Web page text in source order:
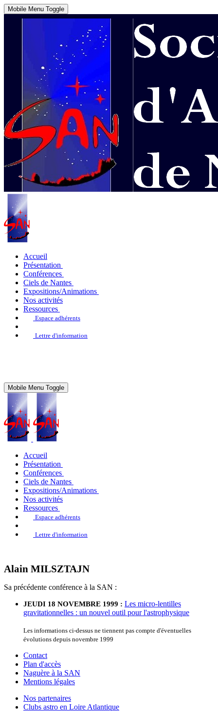
Mobile Menu Toggle
Accueil
Présentation
Conférences
Ciels de Nantes
Expositions/Animations
Nos activités
Ressources
Espace adhérents
Lettre d'information
Mobile Menu Toggle
Accueil
Présentation
Conférences
Ciels de Nantes
Expositions/Animations
Nos activités
Ressources
Espace adhérents
Lettre d'information
Alain MILSZTAJN
Sa précédente conférence à la SAN :
JEUDI 18 NOVEMBRE 1999 : Les micro-lentilles
gravitationnelles : un nouvel outil pour l'astrophysique
Les informations ci-dessus ne tiennent pas compte d'éventuelles
évolutions depuis novembre 1999
Contact
Plan d'accès
Naguère à la SAN
Mentions légales
Nos partenaires
Clubs astro en Loire Atlantique